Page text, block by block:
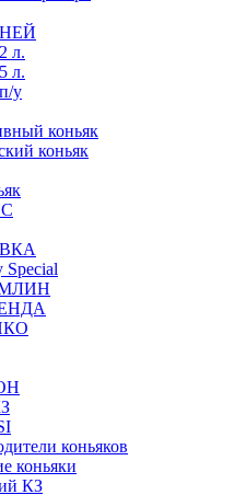
л.
л.
у
коньяк
коньяк
Special
коньяков
коньяки
КЗ